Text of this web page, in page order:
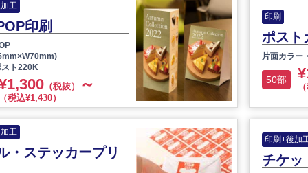
工
印刷
ト220K
（税抜） ～
税込¥1,430）
印刷
ポスト
片面カラー
50部
工
・ステッカープリ
印刷+後加
チケッ